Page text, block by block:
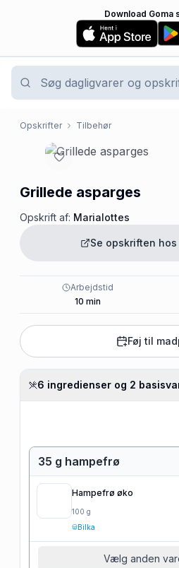
Download Goma
Opskrifter Tilbehør
Grillede asparges
Opskrift af: Marialottes
Se opskriften hos
Arbejdstid
10 min
Føj til
6 ingredienser og 2
35 g hampefrø
Hampefrø øko
100 g
Bilka
Vælg anden